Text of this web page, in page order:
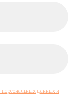
персональных данных и